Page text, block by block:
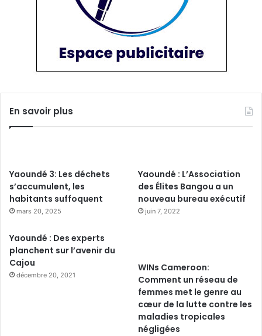
En savoir plus
Yaoundé 3: Les déchets
s’accumulent, les
habitants suffoquent
mars 20, 2025
Yaoundé : L’Association
des Élites Bangou a un
nouveau bureau exécutif
juin 7, 2022
Yaoundé : Des experts
planchent sur l’avenir du
Cajou
décembre 20, 2021
WINs Cameroon:
Comment un réseau de
femmes met le genre au
cœur de la lutte contre les
maladies tropicales
négligées